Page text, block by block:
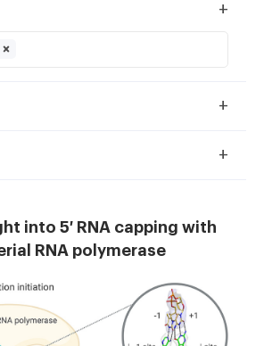
+
+
+
into 5′ RNA capping with
RNA polymerase